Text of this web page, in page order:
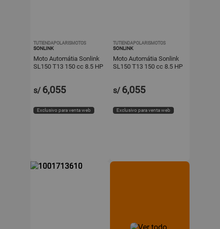
TUTIENDAPOLARISMOTOS
SONLINK
Moto Automátia Sonlink
SL150 T13 150 cc 8.5 HP
s/ 6,055
Exclusivo para venta web
TUTIENDAPOLARISMOTOS
SONLINK
Moto Automátia Sonlink
SL150 T13 150 cc 8.5 HP
s/ 6,055
Exclusivo para venta web